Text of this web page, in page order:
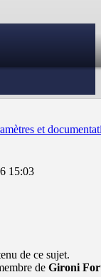
et
15:03
de ce sujet.
de Gironi